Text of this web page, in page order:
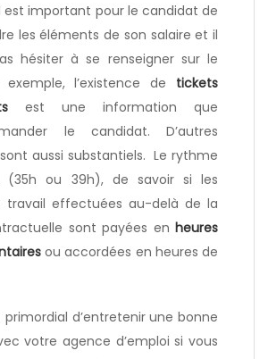
est important pour le candidat de
les éléments de son salaire et il
hésiter à se renseigner sur le
l’existence de tickets
est une information que
le candidat. D’autres
aussi substantiels. Le rythme
(35h ou 39h), de savoir si les
travail effectuées au-delà de la
sont payées en heures
ou accordées en heures de
d’entretenir une bonne
votre agence d’emploi si vous